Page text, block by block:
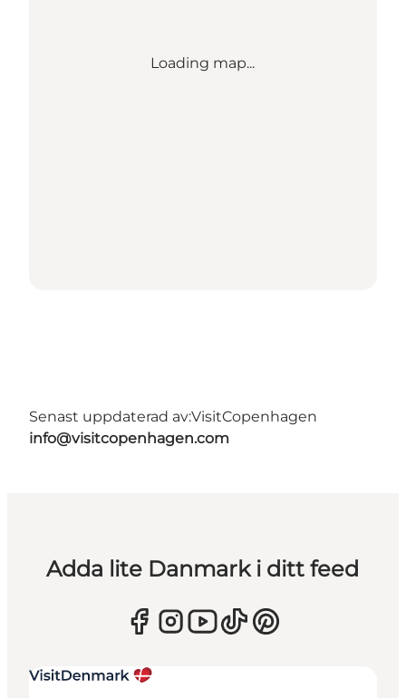
Loading map...
Senast uppdaterad av:VisitCopenhagen
info@visitcopenhagen.com
Adda lite Danmark i ditt feed